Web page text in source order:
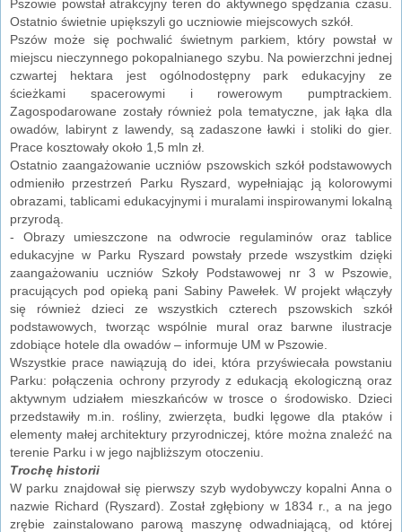
Pszowie powstał atrakcyjny teren do aktywnego spędzania czasu.
Ostatnio świetnie upiększyli go uczniowie miejscowych szkół.
Pszów może się pochwalić świetnym parkiem, który powstał w
miejscu nieczynnego pokopalnianego szybu. Na powierzchni jednej
czwartej hektara jest ogólnodostępny park edukacyjny ze
ścieżkami spacerowymi i rowerowym pumptrackiem.
Zagospodarowane zostały również pola tematyczne, jak łąka dla
owadów, labirynt z lawendy, są zadaszone ławki i stoliki do gier.
Prace kosztowały około 1,5 mln zł.
Ostatnio zaangażowanie uczniów pszowskich szkół podstawowych
odmieniło przestrzeń Parku Ryszard, wypełniając ją kolorowymi
obrazami, tablicami edukacyjnymi i muralami inspirowanymi lokalną
przyrodą.
- Obrazy umieszczone na odwrocie regulaminów oraz tablice
edukacyjne w Parku Ryszard powstały przede wszystkim dzięki
zaangażowaniu uczniów Szkoły Podstawowej nr 3 w Pszowie,
pracujących pod opieką pani Sabiny Pawełek. W projekt włączyły
się również dzieci ze wszystkich czterech pszowskich szkół
podstawowych, tworząc wspólnie mural oraz barwne ilustracje
zdobiące hotele dla owadów – informuje UM w Pszowie.
Wszystkie prace nawiązują do idei, która przyświecała powstaniu
Parku: połączenia ochrony przyrody z edukacją ekologiczną oraz
aktywnym udziałem mieszkańców w trosce o środowisko. Dzieci
przedstawiły m.in. rośliny, zwierzęta, budki lęgowe dla ptaków i
elementy małej architektury przyrodniczej, które można znaleźć na
terenie Parku i w jego najbliższym otoczeniu.
Trochę historii
W parku znajdował się pierwszy szyb wydobywczy kopalni Anna o
nazwie Richard (Ryszard). Został zgłębiony w 1834 r., a na jego
zrębie zainstalowano parową maszynę odwadniającą, od której